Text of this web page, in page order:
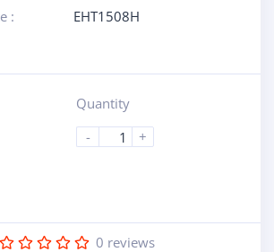
:
EHT1508H
Quantity
-
+
0 reviews